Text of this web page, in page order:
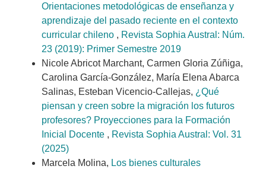
Orientaciones metodológicas de enseñanza y
aprendizaje del pasado reciente en el contexto
curricular chileno , Revista Sophia Austral: Núm.
23 (2019): Primer Semestre 2019
Nicole Abricot Marchant, Carmen Gloria Zúñiga,
Carolina García-González, María Elena Abarca
Salinas, Esteban Vicencio-Callejas, ¿Qué
piensan y creen sobre la migración los futuros
profesores? Proyecciones para la Formación
Inicial Docente , Revista Sophia Austral: Vol. 31
(2025)
Marcela Molina, Los bienes culturales